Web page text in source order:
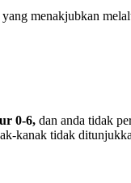
menakjubkan
0-6, dan anda tidak
kanak tidak